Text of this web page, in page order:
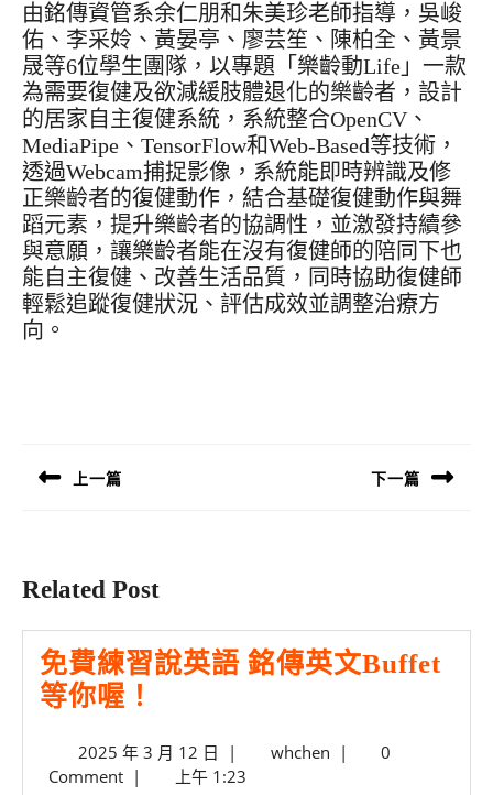
由銘傳資管系余仁朋和朱美珍老師指導，吳峻
佑、李采姈、黃晏亭、廖芸笙、陳柏全、黃景
晟等6位學生團隊，以專題「樂齡動Life」一款
為需要復健及欲減緩肢體退化的樂齡者，設計
的居家自主復健系統，系統整合OpenCV、
MediaPipe、TensorFlow和Web-Based等技術，
透過Webcam捕捉影像，系統能即時辨識及修
正樂齡者的復健動作，結合基礎復健動作與舞
蹈元素，提升樂齡者的協調性，並激發持續參
與意願，讓樂齡者能在沒有復健師的陪同下也
能自主復健、改善生活品質，同時協助復健師
輕鬆追蹤復健狀況、評估成效並調整治療方
向。
導
上一篇 下一篇
Related Post
免費練習說英語 銘傳英文Buffet
等你喔！
練
2025 年 3 月 12 日 2025
年
| whchenwhchen
|
0
Comment | 上午 1:23